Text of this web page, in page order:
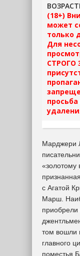
(18+)
может
только
Для
СТРОГО
Марджери
«золотому
с Агатой
Марш.
том вошли
главного
поместья